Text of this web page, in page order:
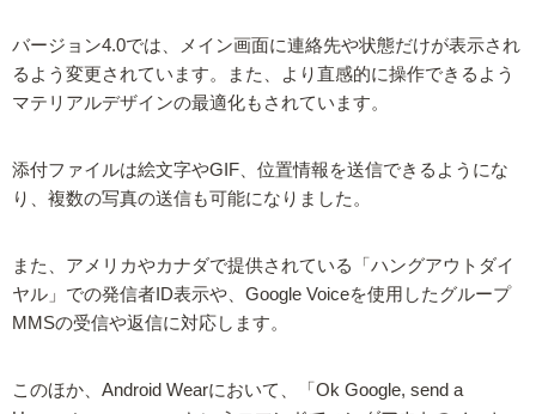
バージョン4.0では、メイン画面に連絡先や状態だけが表示され
るよう変更されています。また、より直感的に操作できるよう
マテリアルデザインの最適化もされています。
添付ファイルは絵文字やGIF、位置情報を送信できるようにな
り、複数の写真の送信も可能になりました。
また、アメリカやカナダで提供されている「ハングアウトダイ
ヤル」での発信者ID表示や、Google Voiceを使用したグループ
MMSの受信や返信に対応します。
このほか、Android Wearにおいて、「Ok Google, send a